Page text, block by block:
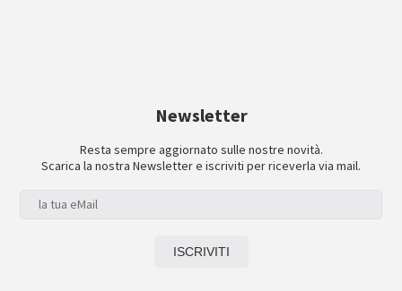
Newsletter
Resta sempre aggiornato sulle nostre novità.
Scarica la nostra Newsletter e iscriviti per riceverla via mail.